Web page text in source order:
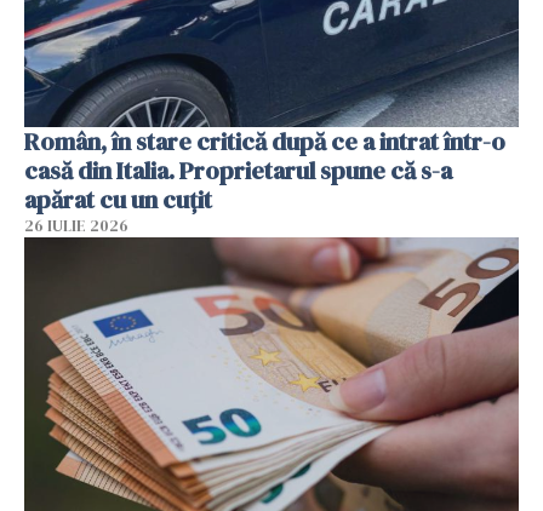
Român, în stare critică după ce a intrat într-o
casă din Italia. Proprietarul spune că s-a
apărat cu un cuțit
26 IULIE 2026